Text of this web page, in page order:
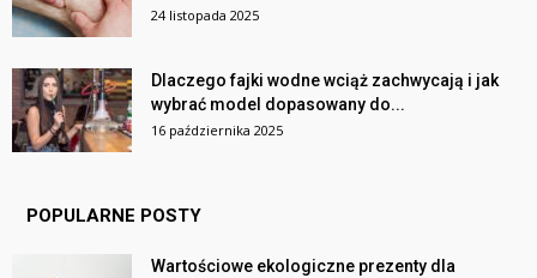
24 listopada 2025
Dlaczego fajki wodne wciąż zachwycają i jak
wybrać model dopasowany do...
16 października 2025
POPULARNE POSTY
Wartościowe ekologiczne prezenty dla